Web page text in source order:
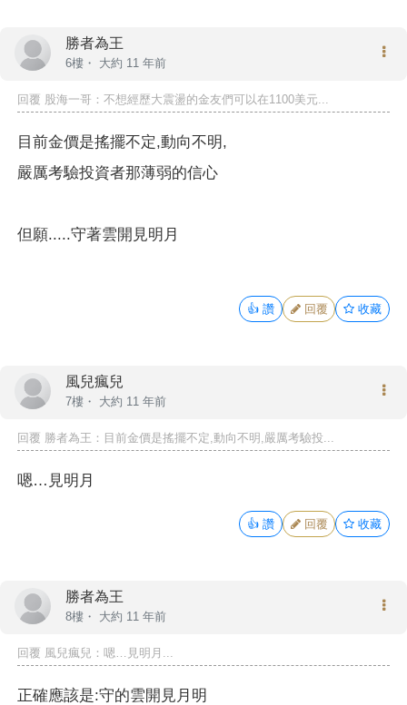
勝者為王
6樓・ 大約 11 年前
回覆 股海一哥 ：不想經歷大震盪的金友們可以在1100美元...
目前金價是搖擺不定,動向不明,
嚴厲考驗投資者那薄弱的信心
但願.....守著雲開見明月
👍 讚 回覆 收藏
風兒瘋兒
7樓・ 大約 11 年前
回覆 勝者為王 ：目前金價是搖擺不定,動向不明,嚴厲考驗投...
嗯…見明月
👍 讚 回覆 收藏
勝者為王
8樓・ 大約 11 年前
回覆 風兒瘋兒 ：嗯…見明月...
正確應該是:守的雲開見月明